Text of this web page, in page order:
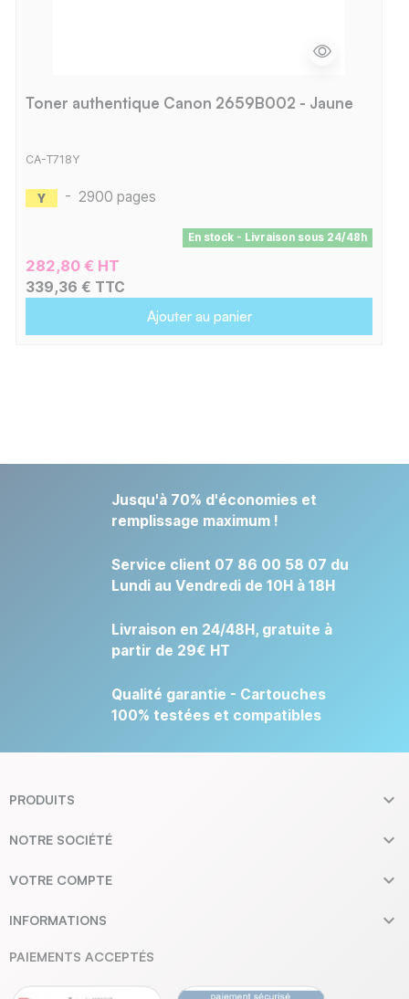
Toner authentique Canon 2659B002 - Jaune
CA-T718Y
- 2900 pages
En stock - Livraison sous 24/48h
282,80 € HT
339,36 € TTC
Ajouter au panier
Jusqu'à 70% d'économies et
remplissage maximum !
Service client 07 86 00 58 07 du
Lundi au Vendredi de 10H à 18H
Livraison en 24/48H, gratuite à
partir de 29€ HT
Qualité garantie - Cartouches
100% testées et compatibles
PRODUITS 
NOTRE SOCIÉTÉ 
VOTRE COMPTE 
INFORMATIONS 
PAIEMENTS ACCEPTÉS